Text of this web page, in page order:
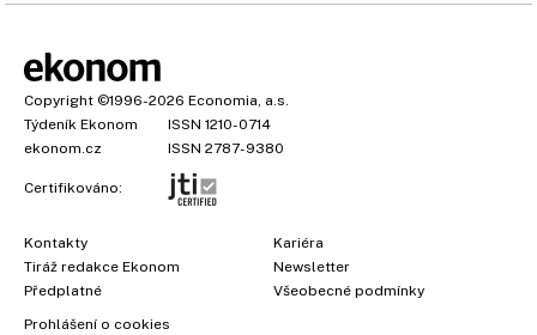
Copyright ©1996-2026 Economia, a.s.
Týdeník Ekonom
ISSN 1210-0714
ekonom.cz
ISSN 2787-9380
Certifikováno:
Kontakty
Tiráž redakce Ekonom
Předplatné
Kariéra
Newsletter
Všeobecné podmínky
Prohlášení o cookies